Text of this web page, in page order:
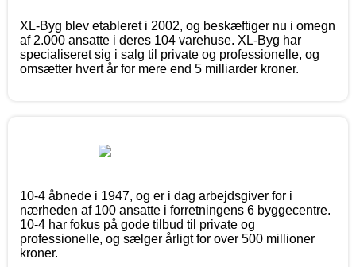
XL-Byg blev etableret i 2002, og beskæftiger nu i omegn
af 2.000 ansatte i deres 104 varehuse. XL-Byg har
specialiseret sig i salg til private og professionelle, og
omsætter hvert år for mere end 5 milliarder kroner.
10-4 åbnede i 1947, og er i dag arbejdsgiver for i
nærheden af 100 ansatte i forretningens 6 byggecentre.
10-4 har fokus på gode tilbud til private og
professionelle, og sælger årligt for over 500 millioner
kroner.